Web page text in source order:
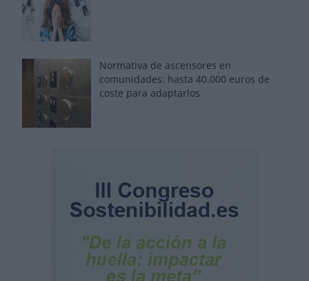
Normativa de ascensores en
comunidades: hasta 40.000 euros de
coste para adaptarlos